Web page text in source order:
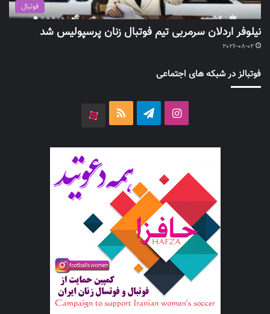
فوتبال
نیلوفر اردلان سرمربی تیم فوتبال زنان پرسپولیس شد
2026-08-02
فوتبالز در شبکه های اجتماعی
اینستاگرامتلگرام خوراک